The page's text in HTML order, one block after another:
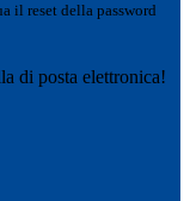
il reset della password
di posta elettronica!